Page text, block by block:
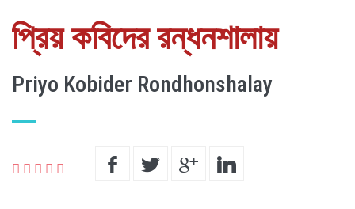
প্রিয় কবিদের রন্ধনশালায়
Priyo Kobider Rondhonshalay